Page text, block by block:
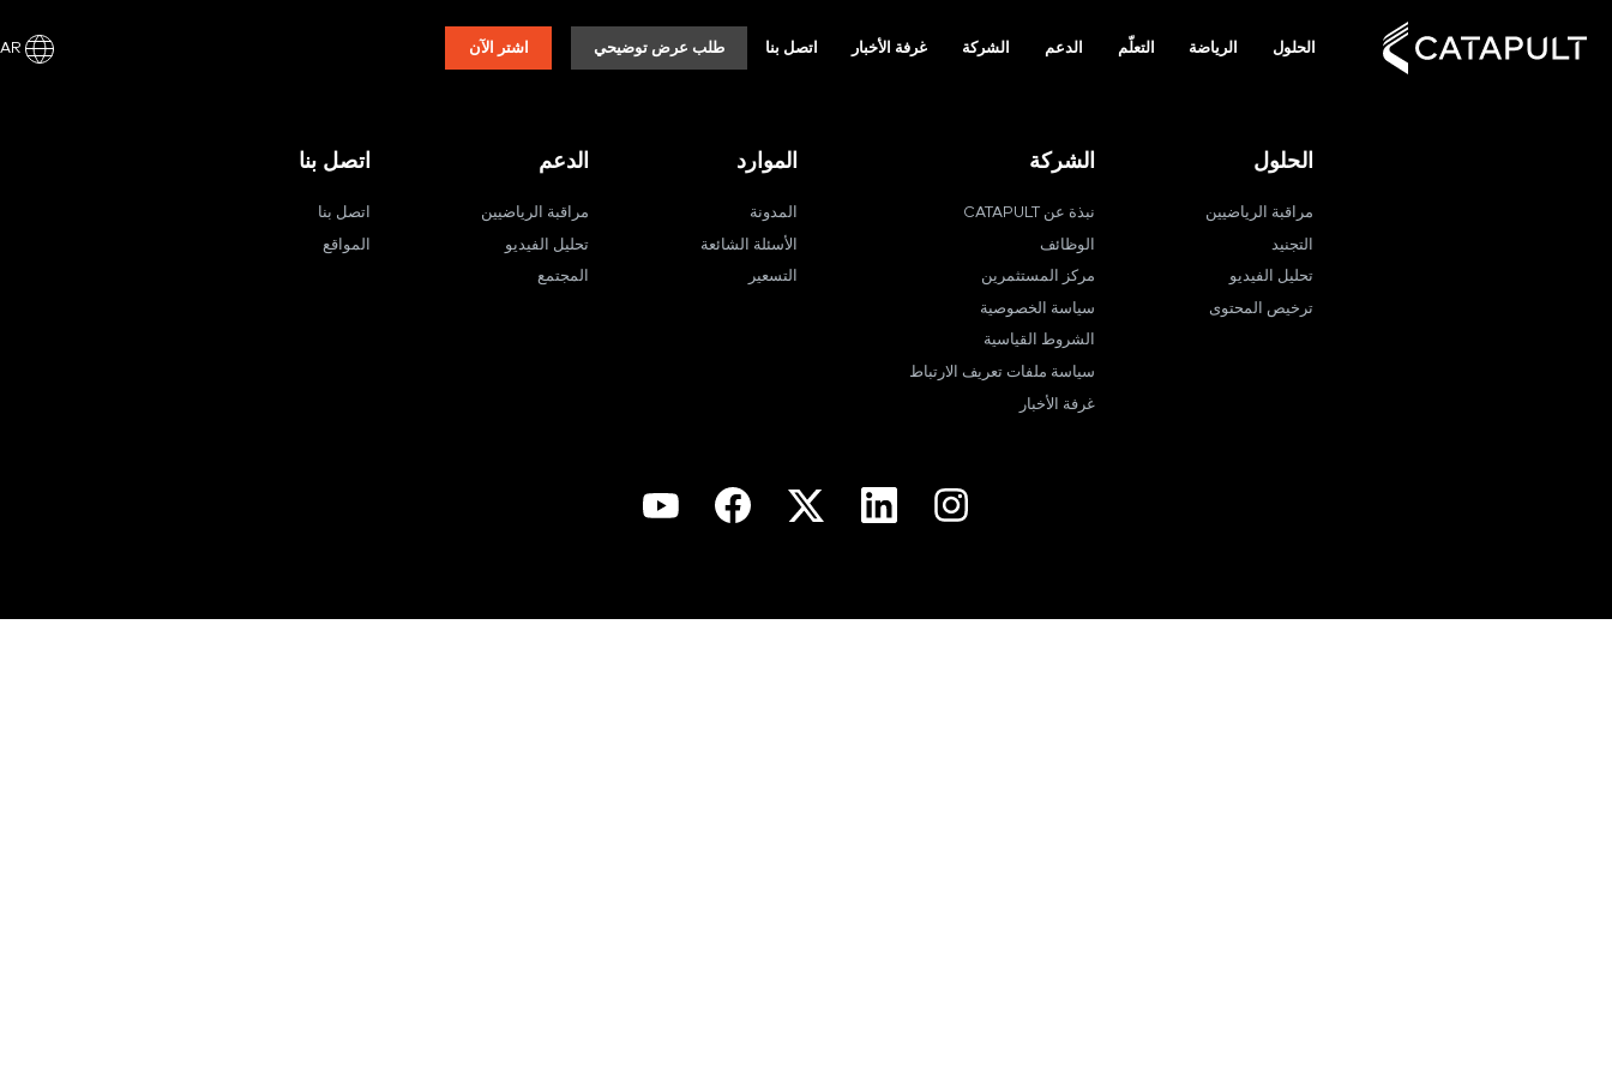
الحلول الرياضة التعلّم الدعم الشركة غرفة الأخبار اتصل بنا طلب عرض توضيحي اشتر الآن
الحلول
مراقبة الرياضيين
التجنيد
تحليل الفيديو
ترخيص المحتوى
الشركة
نبذة عن CATAPULT
الوظائف
مركز المستثمرين
سياسة الخصوصية
الشروط القياسية
سياسة ملفات تعريف الارتباط
غرفة الأخبار
الموارد
المدونة
الأسئلة الشائعة
التسعير
الدعم
مراقبة الرياضيين
تحليل الفيديو
المجتمع
اتصل بنا
اتصل بنا
المواقع